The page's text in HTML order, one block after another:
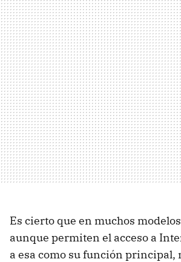
Es cierto que en muchos
aunque permiten el acceso a
a esa como su función principal,